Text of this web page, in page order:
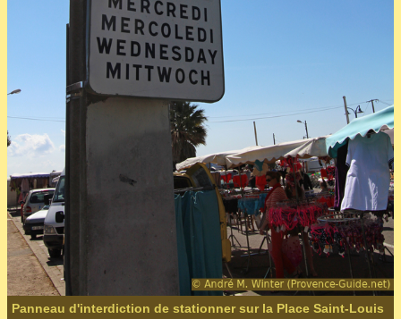
Panneau d'interdiction de stationner sur la Place Saint-Louis